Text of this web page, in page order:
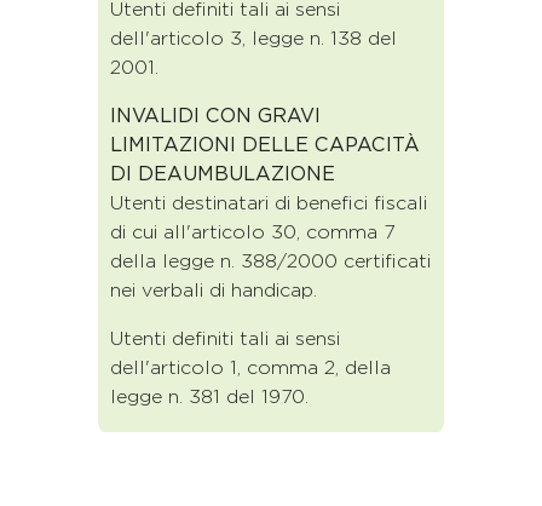
Utenti definiti tali ai sensi
dell'articolo 3, legge n. 138 del
2001.
INVALIDI CON GRAVI
LIMITAZIONI DELLE CAPACITÀ
DI DEAUMBULAZIONE
Utenti destinatari di benefici fiscali
di cui all'articolo 30, comma 7
della legge n. 388/2000 certificati
nei verbali di handicap.
Utenti definiti tali ai sensi
dell'articolo 1, comma 2, della
legge n. 381 del 1970.